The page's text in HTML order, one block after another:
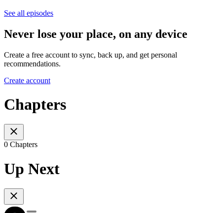
See all episodes
Never lose your place, on any device
Create a free account to sync, back up, and get personal
recommendations.
Create account
Chapters
0 Chapters
Up Next